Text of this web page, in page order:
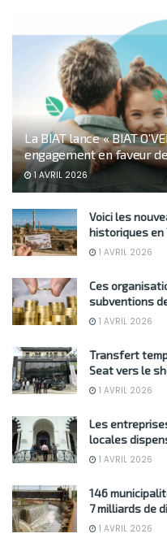
La BIAT lance « BIAT
engagement en faveur
1 AVRIL 2026
Voici les
historiques en
1 AVRIL 2026
Ces
subventions
1 AVRIL 2026
Transfert
Seat vers le
1 AVRIL 2026
Les
locales
1 AVRIL 2026
146
7 milliards de
1 AVRIL 2026